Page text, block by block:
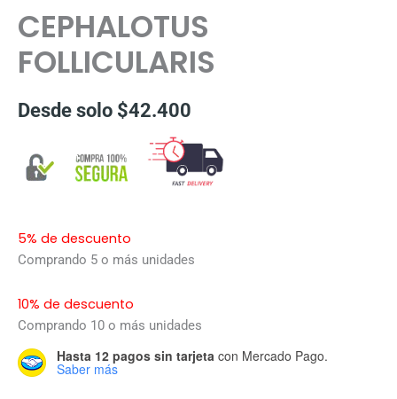
CEPHALOTUS
FOLLICULARIS
Desde solo $42.400
5% de descuento
Comprando 5 o más unidades
10% de descuento
Comprando 10 o más unidades
Hasta 12 pagos sin tarjeta con Mercado Pago.
Saber más